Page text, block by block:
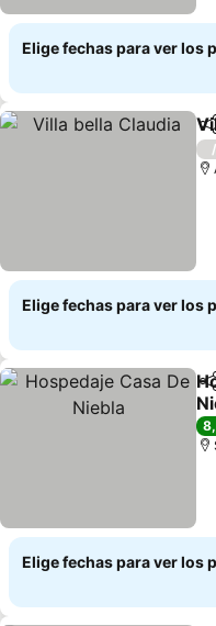
Elige fechas para ver los
/
Elige fechas para ver los
Elige fechas para ver los